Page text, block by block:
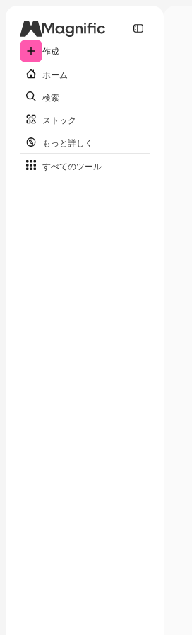
作成
ホーム
検索
ストック
もっと詳しく
すべてのツール